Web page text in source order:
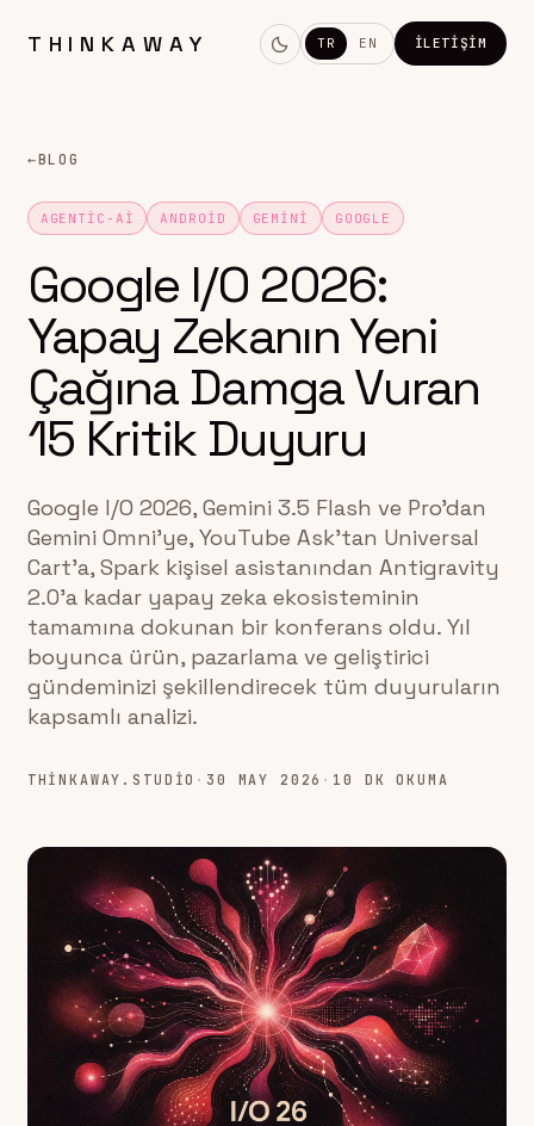
THINKAWAY TR EN İLETIŞIM
←BLOG
AGENTIC-AI ANDROID GEMINI GOOGLE
Google I/O 2026:
Yapay Zekanın Yeni
Çağına Damga Vuran
15 Kritik Duyuru
Google I/O 2026, Gemini 3.5 Flash ve Pro'dan
Gemini Omni'ye, YouTube Ask'tan Universal
Cart'a, Spark kişisel asistanından Antigravity
2.0'a kadar yapay zeka ekosisteminin
tamamına dokunan bir konferans oldu. Yıl
boyunca ürün, pazarlama ve geliştirici
gündeminizi şekillendirecek tüm duyuruların
kapsamlı analizi.
THINKAWAY.STUDIO · 30 MAY 2026 · 10 DK OKUMA